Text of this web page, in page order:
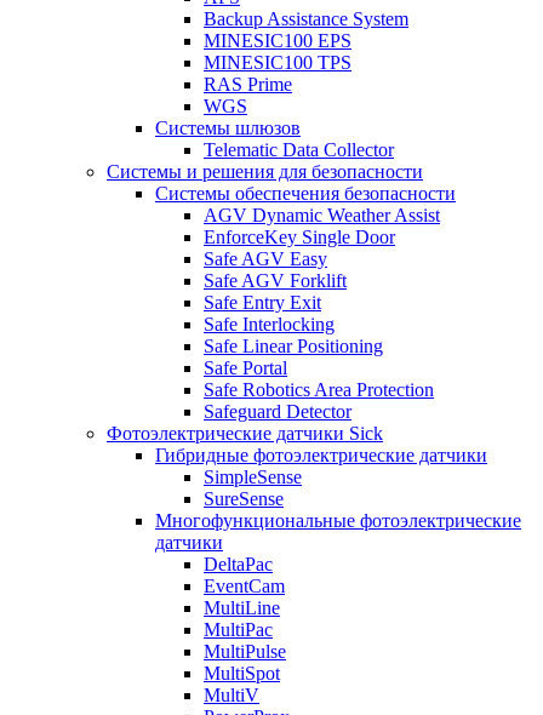
Backup Assistance System
MINESIC100 EPS
MINESIC100 TPS
RAS Prime
WGS
Системы шлюзов
Telematic Data Collector
Системы и решения для безопасности
Системы обеспечения безопасности
AGV Dynamic Weather Assist
EnforceKey Single Door
Safe AGV Easy
Safe AGV Forklift
Safe Entry Exit
Safe Interlocking
Safe Linear Positioning
Safe Portal
Safe Robotics Area Protection
Safeguard Detector
Фотоэлектрические датчики Sick
Гибридные фотоэлектрические датчики
SimpleSense
SureSense
Многофункциональные фотоэлектрические
датчики
DeltaPac
EventCam
MultiLine
MultiPac
MultiPulse
MultiSpot
MultiV